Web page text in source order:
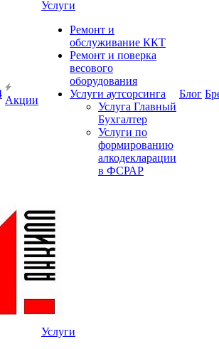
Акции
Услуги
Ремонт и
обслуживание ККТ
Ремонт и поверка
весового
оборудования
Услуги аутсорсинга
Услуга Главный
Бухгалтер
Услуги по
формированию
алкодекларации
в ФСРАР
Блог
Услуги